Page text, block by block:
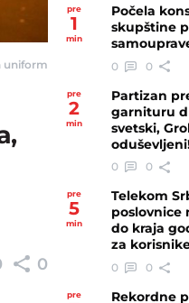
nož, narkotici i VATRENO
0
pre
1
min
Počela
skupštine
0 0
pre
2
min
Partizan
garnituru
svetski,
0 0
pre
5
min
Telekom
poslovnice
do kraja
za
0 0
pre
Rekordne